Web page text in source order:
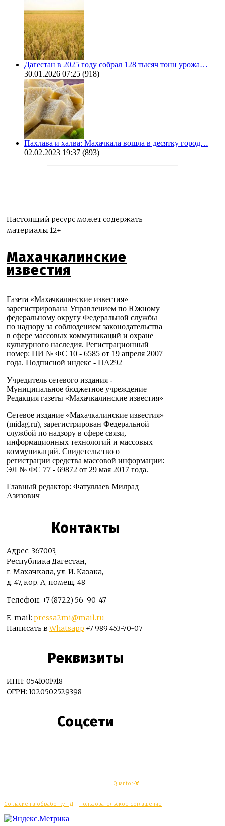
Дагестан в 2025 году собрал 128 тысяч тонн урожа…
30.01.2026 07:25 (918)
Пахлава и халва: Махачкала вошла в десятку город…
02.02.2023 19:37 (893)
Настоящий ресурс может содержать
материалы 12+
Махачкалинские
известия
Газета «Махачкалинские известия»
зарегистрирована Управлением по Южному
федеральному округу Федеральной службы
по надзору за соблюдением законодательства
в сфере массовых коммуникаций и охране
культурного наследия. Регистрационный
номер: ПИ № ФС 10 - 6585 от 19 апреля 2007
года. Подписной индекс - ПА292
Учредитель сетевого издания -
Муниципальное бюджетное учреждение
Редакция газеты «Махачкалинские известия»
Сетевое издание «Махачкалинские известия»
(midag.ru), зарегистрирован Федеральной
службой по надзору в сфере связи,
информационных технологий и массовых
коммуникаций. Свидетельство о
регистрации средства массовой информации:
ЭЛ № ФС 77 - 69872 от 29 мая 2017 года.
Главный редактор: Фатуллаев Милрад
Азизович
Контакты
Адрес: 367003,
Республика Дагестан,
г. Махачкала, ул. И. Казака,
д. 47, кор. А, помещ. 48
Телефон: +7 (8722) 56-90-47
E-mail: pressa2mi@mail.ru
Написать вWhatsapp +7 989 453-70-07
Реквизиты
ИНН: 0541001918
ОГРН: 1020502529398
Соцсети
Quantor-∀
Согласие на обработку ПД Пользовательское соглашение